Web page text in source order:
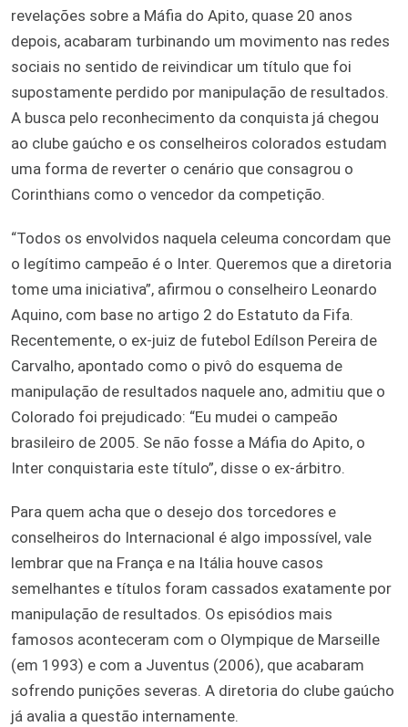
revelações sobre a Máfia do Apito, quase 20 anos
depois, acabaram turbinando um movimento nas redes
sociais no sentido de reivindicar um título que foi
supostamente perdido por manipulação de resultados.
A busca pelo reconhecimento da conquista já chegou
ao clube gaúcho e os conselheiros colorados estudam
uma forma de reverter o cenário que consagrou o
Corinthians como o vencedor da competição.
“Todos os envolvidos naquela celeuma concordam que
o legítimo campeão é o Inter. Queremos que a diretoria
tome uma iniciativa”, afirmou o conselheiro Leonardo
Aquino, com base no artigo 2 do Estatuto da Fifa.
Recentemente, o ex-juiz de futebol Edílson Pereira de
Carvalho, apontado como o pivô do esquema de
manipulação de resultados naquele ano, admitiu que o
Colorado foi prejudicado: “Eu mudei o campeão
brasileiro de 2005. Se não fosse a Máfia do Apito, o
Inter conquistaria este título”, disse o ex-árbitro.
Para quem acha que o desejo dos torcedores e
conselheiros do Internacional é algo impossível, vale
lembrar que na França e na Itália houve casos
semelhantes e títulos foram cassados exatamente por
manipulação de resultados. Os episódios mais
famosos aconteceram com o Olympique de Marseille
(em 1993) e com a Juventus (2006), que acabaram
sofrendo punições severas. A diretoria do clube gaúcho
já avalia a questão internamente.